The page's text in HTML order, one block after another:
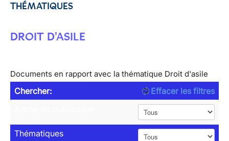
THÉMATIQUES
DROIT D'ASILE
Documents en rapport avec la thématique Droit d'asile
Chercher:
Effacer les filtres
Thématiques